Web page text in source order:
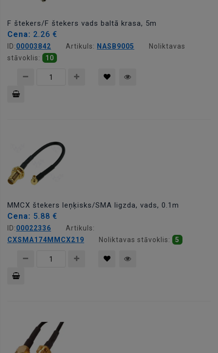
F štekers/F štekers vads baltā krasa, 5m
Cena: 2.26 €
ID:00003842 Artikuls: NASB9005
Noliktavas
stāvoklis:
10
MMCX štekers leņķisks/SMA ligzda, vads, 0.1m
Cena: 5.88 €
ID:00022336
Artikuls:
CXSMA174MMCX219
Noliktavas stāvoklis: 5